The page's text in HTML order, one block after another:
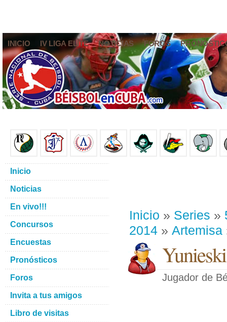
INICIO IV LIGA ELITE NOTICIAS FOROS
Inicio » Series »
2014 » Artemisa
Jugador de
Inicio
Noticias
En vivo!!!
Concursos
Encuestas
Pronósticos
Foros
Invita a tus amigos
Libro de visitas